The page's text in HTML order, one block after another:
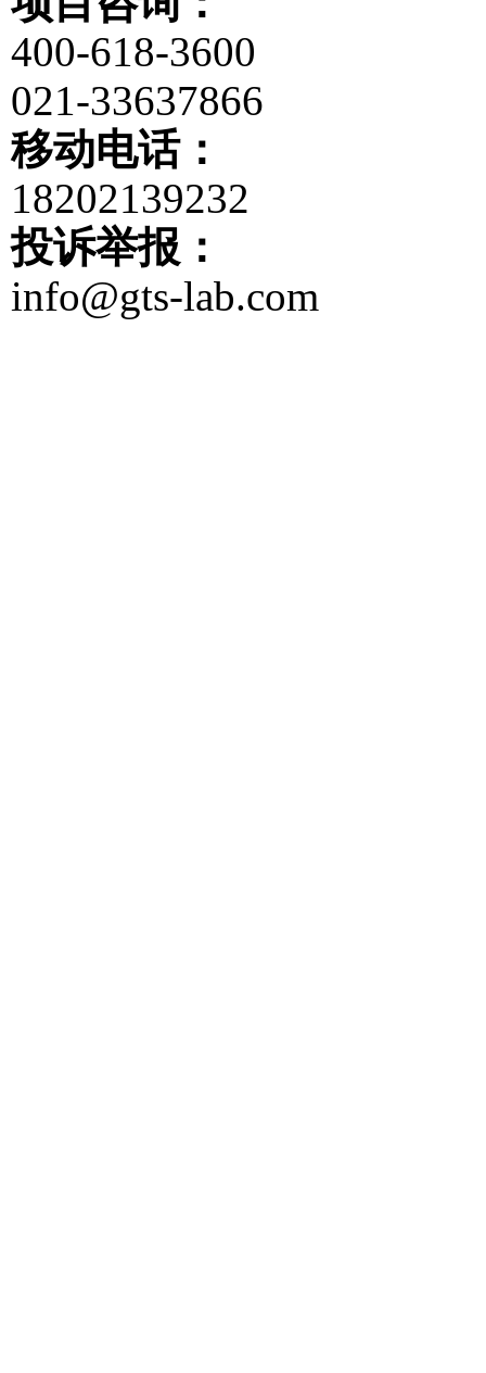
400-618-3600
021-33637866
移动电话：
18202139232
投诉举报：
info@gts-lab.com